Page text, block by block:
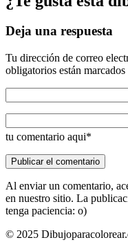
Deja una respuesta
Tu dirección de correo
obligatorios están marcados
tu comentario aqui*
Al enviar un comentario,
en nuestro sitio. La
tenga paciencia: o)
© 2025